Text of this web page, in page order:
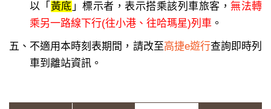
以「 黃底 」標示者，表示搭乘該列車旅客，無法轉
乘另一路線下行(往小港、往哈瑪星)列車 。
五、不適用本時刻表期間，請改至高捷e遊行查詢即時列
車到離站資訊。